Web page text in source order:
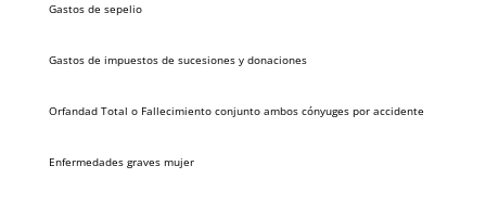
Gastos de sepelio
Gastos de impuestos de sucesiones y donaciones
Orfandad Total o Fallecimiento conjunto ambos cónyuges por accidente
Enfermedades graves mujer